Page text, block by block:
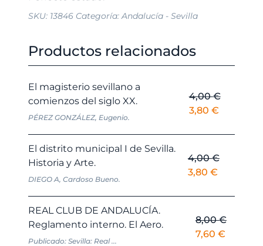
SKU: 13846 Categoría:Andalucía - Sevilla
Productos relacionados
El magisterio sevillano a
comienzos del siglo XX.
PÉREZ GONZÁLEZ, Eugenio.
4,00€
El
original
era:
4,00 €.
3,80 €El
actual
El distrito municipal I de Sevilla.
Historia y Arte.
DIEGO A, Cardoso Bueno.
4,00€
El
original
era:
4,00 €.
3,80 €El
actual
es:
3,80 €.
REAL CLUB DE ANDALUCÍA.
Reglamento interno. El Aero.
Publicado: Sevilla: Real ...
8,00€
El
7,60 €El